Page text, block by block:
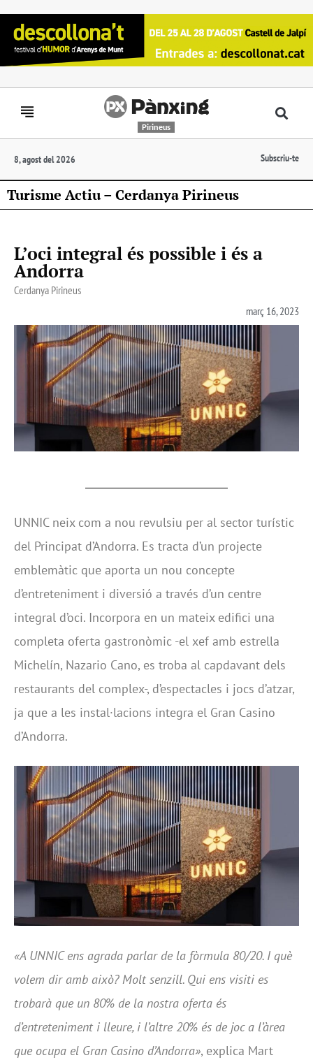
Pirineus
8, agost del 2026 Subscriu-te
Turisme Actiu – Cerdanya Pirineus
L’oci integral és possible i és a
Andorra
Cerdanya Pirineus
març 16, 2023
UNNIC neix com a nou revulsiu per al sector turístic
del Principat d’Andorra. Es tracta d’un projecte
emblemàtic que aporta un nou concepte
d’entreteniment i diversió a través d’un centre
integral d’oci. Incorpora en un mateix edifici una
completa oferta gastronòmic -el xef amb estrella
Michelín, Nazario Cano, es troba al capdavant dels
restaurants del complex-, d’espectacles i jocs d’atzar,
ja que a les instal·lacions integra el Gran Casino
d’Andorra.
«A UNNIC ens agrada parlar de la fòrmula 80/20. I què
volem dir amb això? Molt senzill. Qui ens visiti es
trobarà que un 80% de la nostra oferta és
d’entreteniment i lleure, i l’altre 20% és de joc a l’àrea
que ocupa el Gran Casino d’Andorra», explica Mart